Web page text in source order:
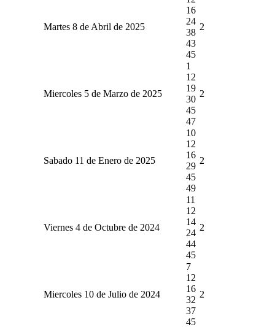
Martes 8 de Abril de 2025
16
24
38
43
45
2
Miercoles 5 de Marzo de 2025
1
12
19
30
45
47
2
Sabado 11 de Enero de 2025
10
12
16
29
45
49
2
Viernes 4 de Octubre de 2024
11
12
14
24
44
45
2
Miercoles 10 de Julio de 2024
7
12
16
32
37
45
2